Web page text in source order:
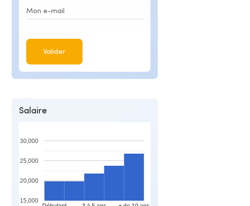
Valider
Salaire
15,000
20,000
25,000
30,000